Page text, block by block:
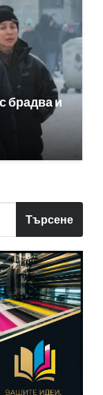
брадва и
Търсене